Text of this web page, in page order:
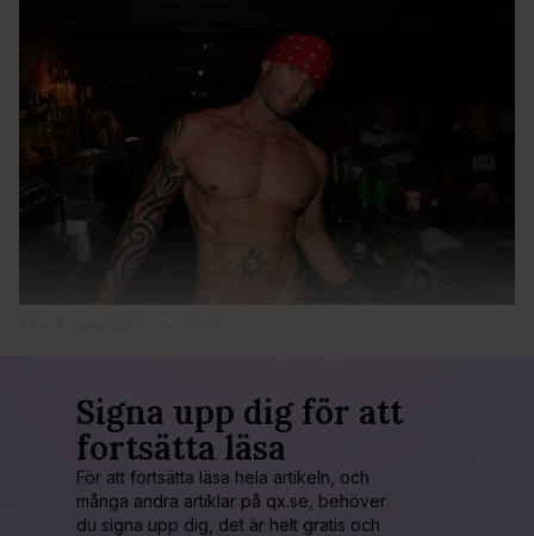
Signa upp dig för att
fortsätta läsa
För att fortsätta läsa hela artikeln, och
många andra artiklar på qx.se, behöver
du signa upp dig, det är helt gratis och